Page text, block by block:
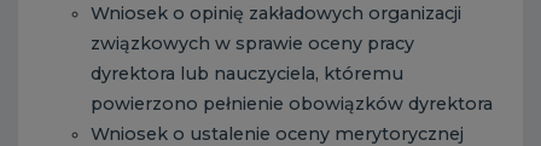
Wniosek o opinię zakładowych organizacji
związkowych w sprawie oceny pracy
dyrektora lub nauczyciela, któremu
powierzono pełnienie obowiązków dyrektora
Wniosek o ustalenie oceny merytorycznej